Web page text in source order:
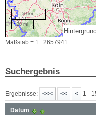
50 km
20 mi
Maßstab = 1 : 2657941
Suchergebnis
Ergebnisse: 1 -
Datum